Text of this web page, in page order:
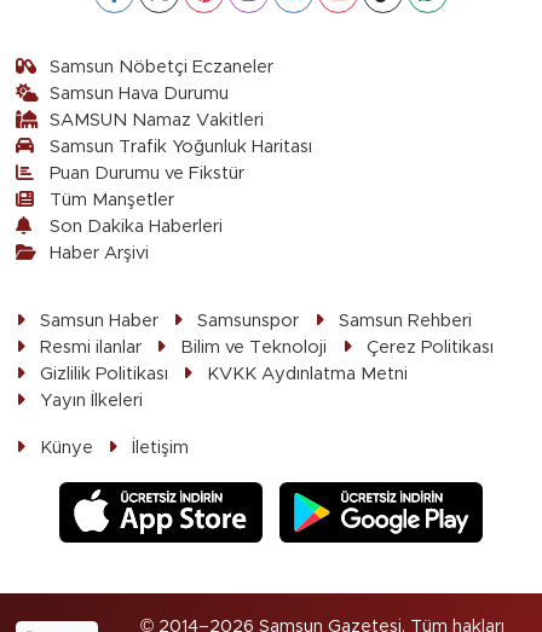
Samsun Nöbetçi Eczaneler
Samsun Hava Durumu
SAMSUN Namaz Vakitleri
Samsun Trafik Yoğunluk Haritası
Puan Durumu ve Fikstür
Tüm Manşetler
Son Dakika Haberleri
Haber Arşivi
Samsun Haber Samsunspor
Samsun Rehberi
Resmi ilanlar
Bilim ve Teknoloji
Çerez Politikası
Gizlilik Politikası
KVKK Aydınlatma Metni
Yayın İlkeleri
Künye İletişim
© 2014–2026 Samsun Gazetesi. Tüm hakları